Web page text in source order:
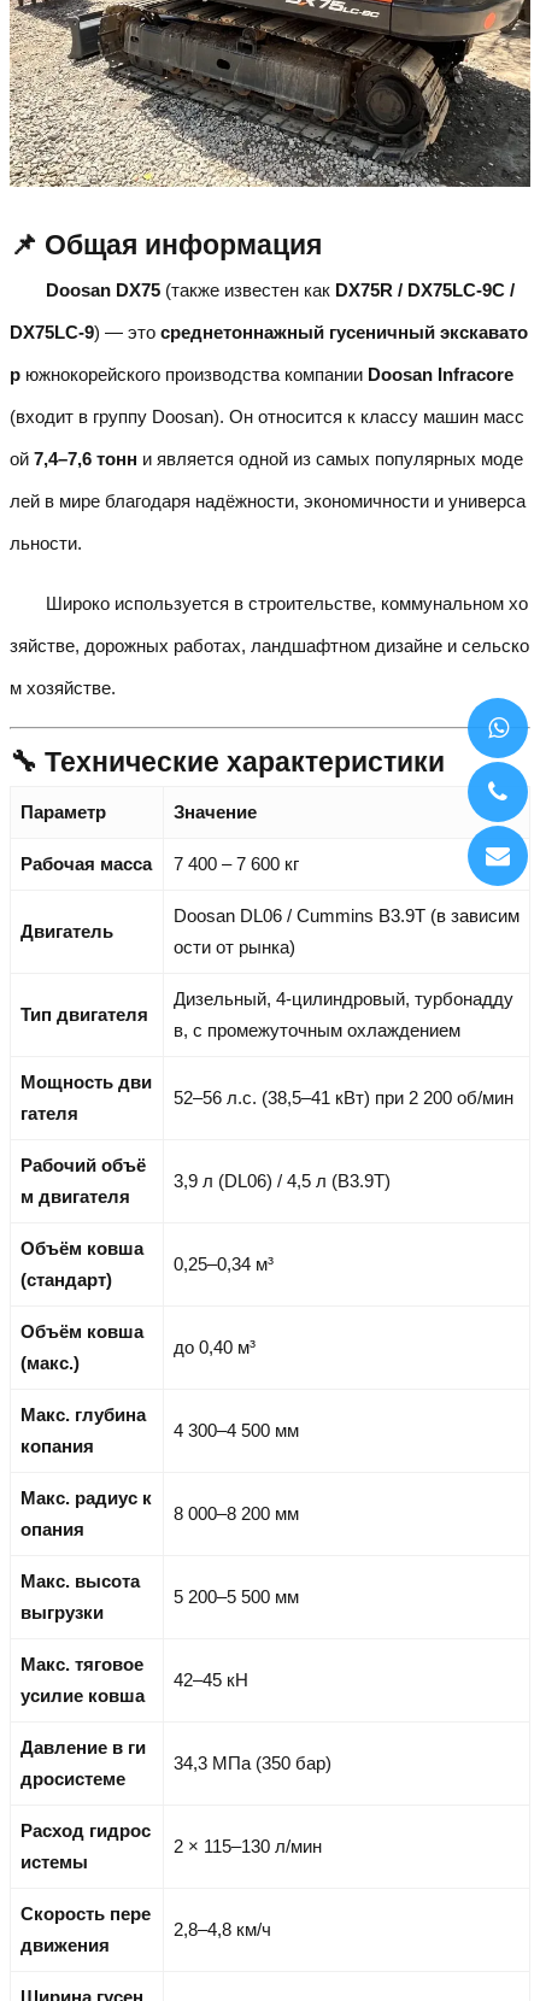
📌 Общая информация
Doosan DX75 (также известен как DX75R / DX75LC-9C /
DX75LC-9) — это среднетоннажный гусеничный экскавато
р южнокорейского производства компании Doosan Infracore
(входит в группу Doosan). Он относится к классу машин масс
ой 7,4–7,6 тонн и является одной из самых популярных моде
лей в мире благодаря надёжности, экономичности и универса
льности.
Широко используется в строительстве, коммунальном хо
зяйстве, дорожных работах, ландшафтном дизайне и сельско
м хозяйстве.
🔧 Технические характеристики
Параметр Значение
Рабочая масса 7 400 – 7 600 кг
Двигатель
Doosan DL06 / Cummins B3.9T (в зависим
ости от рынка)
Тип двигателя
Дизельный, 4-цилиндровый, турбонадду
в, с промежуточным охлаждением
Мощность дви
гателя
52–56 л.с. (38,5–41 кВт) при 2 200 об/мин
Рабочий объё
м двигателя
3,9 л (DL06) / 4,5 л (B3.9T)
Объём ковша
(стандарт)
0,25–0,34 м³
Объём ковша
(макс.)
до 0,40 м³
Макс. глубина
копания
4 300–4 500 мм
Макс. радиус к
опания
8 000–8 200 мм
Макс. высота
выгрузки
5 200–5 500 мм
Макс. тяговое
усилие ковша
42–45 кН
Давление в ги
дросистеме
34,3 МПа (350 бар)
Расход гидрос
истемы
2 × 115–130 л/мин
Скорость пере
движения
2,8–4,8 км/ч